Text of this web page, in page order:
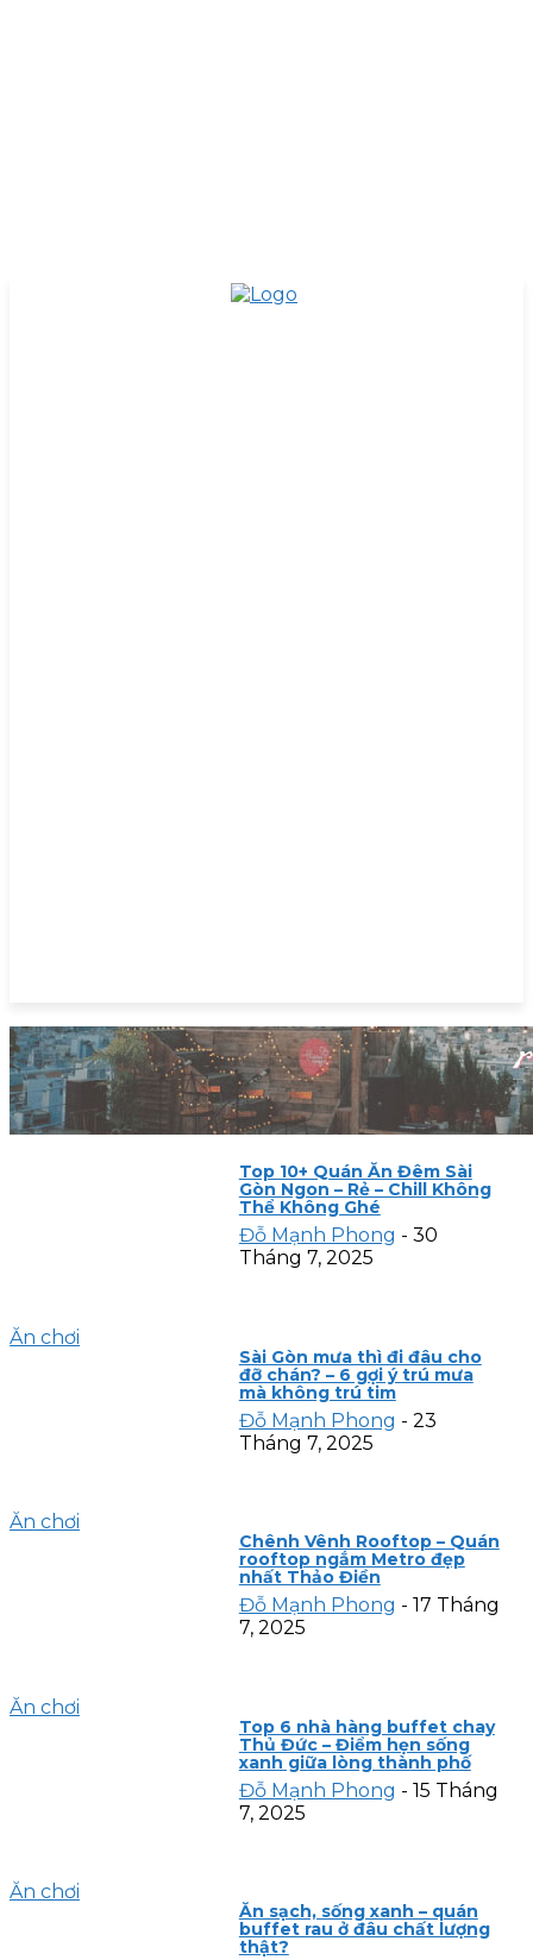
Ăn chơi
Top 10+ Quán Ăn Đêm Sài
Gòn Ngon – Rẻ – Chill Không
Thể Không Ghé
Đỗ Mạnh Phong - 30
Tháng 7, 2025
Ăn chơi
Sài Gòn mưa thì đi đâu cho
đỡ chán? – 6 gợi ý trú mưa
mà không trú tim
Đỗ Mạnh Phong - 23
Tháng 7, 2025
Ăn chơi
Chênh Vênh Rooftop – Quán
rooftop ngắm Metro đẹp
nhất Thảo Điền
Đỗ Mạnh Phong - 17 Tháng
7, 2025
Ăn chơi
Top 6 nhà hàng buffet chay
Thủ Đức – Điểm hẹn sống
xanh giữa lòng thành phố
Đỗ Mạnh Phong - 15 Tháng
7, 2025
Ăn sạch, sống xanh – quán
buffet rau ở đâu chất lượng
thật?